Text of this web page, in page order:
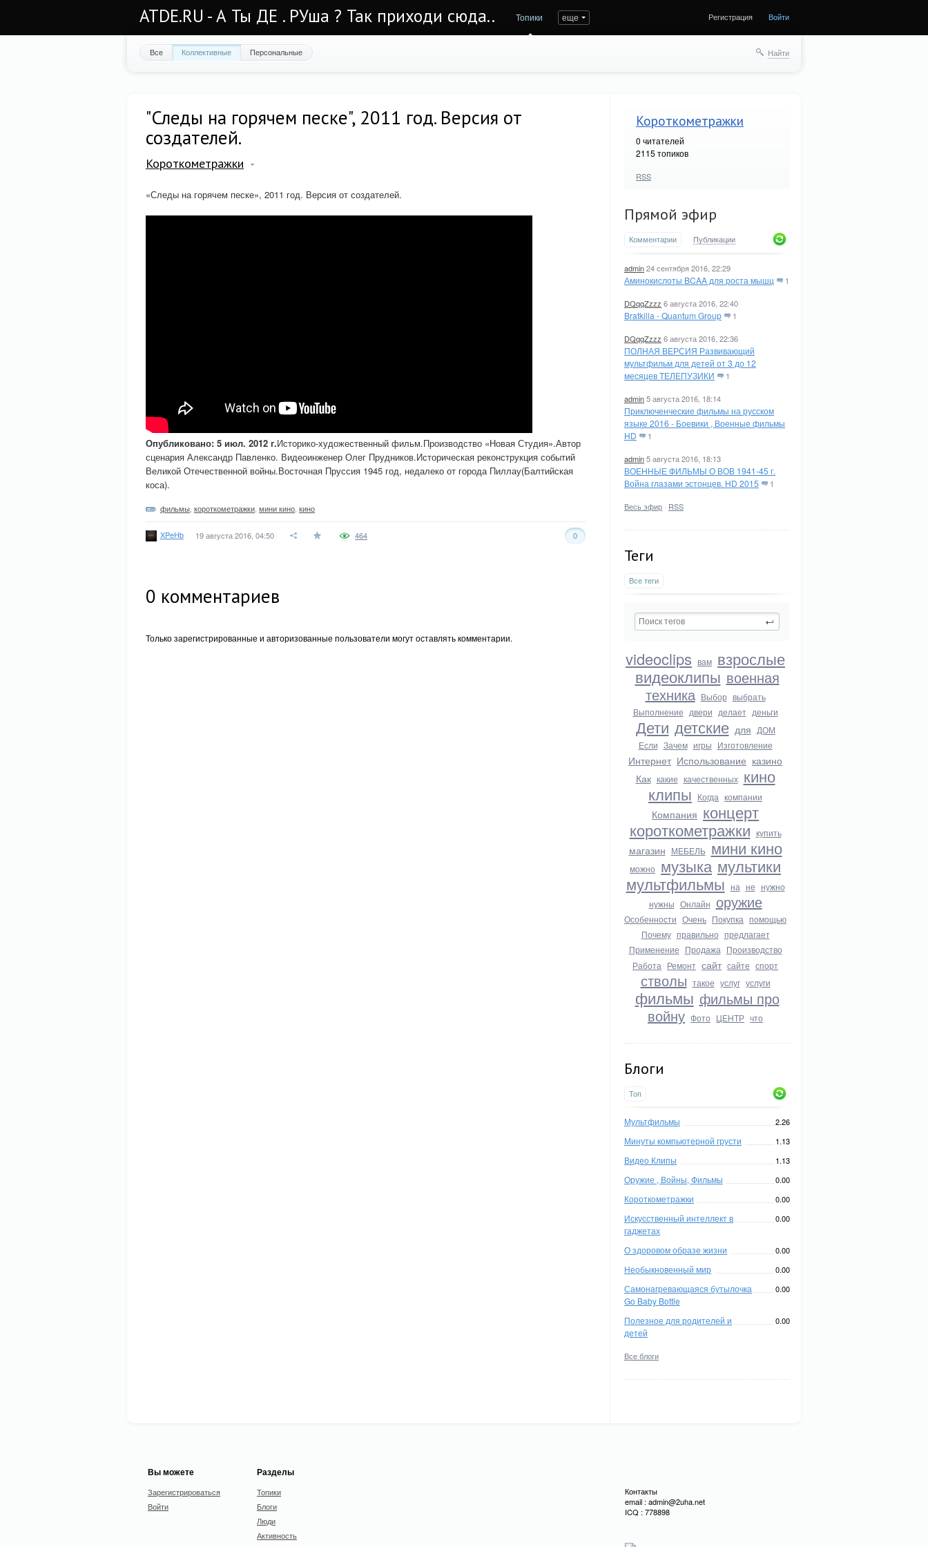
ATDE.RU - А Ты ДЕ . РУша ? Так приходи сюда.. Топики еще Регистрация Войти
Все Коллективные Персональные Найти
Короткометражки
0 читателей
2115 топиков
RSS
Прямой эфир
Комментарии Публикации
admin24 сентября 2016, 22:29
Аминокислоты BCAA для роста мышц 1
DQqqZzzz 6 августа 2016, 22:40
Bratkilla - Quantum Group 1
DQqqZzzz 6 августа 2016, 22:36
ПОЛНАЯ ВЕРСИЯ Развивающий
мультфильм для детей от 3 до 12
месяцев ТЕЛЕПУЗИКИ
1
admin5 августа 2016, 18:14
Приключенческие фильмы на русском
языке 2016 - Боевики , Военные фильмы
HD
1
admin5 августа 2016, 18:13
ВОЕННЫЕ ФИЛЬМЫ О ВОВ 1941-45 г.
Война глазами эстонцев. HD 2015
1
Весь эфир · RSS
Теги
Все теги
videoclips вам взрослые
видеоклипы военная
техника Выбор выбрать
Выполнение двери делает деньги
Дети детские для ДОМ
Если Зачем игры Изготовление
Интернет Использование казино
Как какие качественных кино
клипы Когда компании
Компания концерт
короткометражки купить
магазин МЕБЕЛЬ мини кино
можно музыка мультики
мультфильмы на не нужно
нужны Онлайн оружие
Особенности Очень Покупка помощью
Почему правильно предлагает
Применение Продажа Производство
Работа Ремонт сайт сайте спорт
стволы такое услуг услуги
фильмы фильмы про
войну Фото ЦЕНТР что
Блоги
Топ
Мультфильмы 2.26
Минуты компьютерной грусти 1.13
Видео Клипы 1.13
Оружие , Войны, Фильмы 0.00
Короткометражки 0.00
Искусственный интеллект в
гаджетах
0.00
О здоровом образе жизни 0.00
Необыкновенный мир 0.00
Самонагревающаяся бутылочка
Go Baby Bottle
0.00
Полезное для родителей и
детей
0.00
Все блоги
"Следы на горячем песке", 2011 год. Версия от
создателей.
Короткометражки
«Следы на горячем песке», 2011 год. Версия от создателей.
Опубликовано: 5 июл. 2012 г.Историко-художественный фильм.Производство «Новая Студия».Автор
сценария Александр Павленко. Видеоинженер Олег Прудников.Историческая реконструкция событий
Великой Отечественной войны.Восточная Пруссия 1945 год, недалеко от города Пиллау(Балтийская
коса).
фильмы короткометражки мини кино кино
XPeHb 19 августа 2016, 04:50 0
464
0 комментариев
Только зарегистрированные и авторизованные пользователи могут оставлять комментарии.
Вы можете
Зарегистрироваться
Войти
Разделы
Топики
Блоги
Люди
Активность
Контакты
email : admin@2uha.net
ICQ : 778898